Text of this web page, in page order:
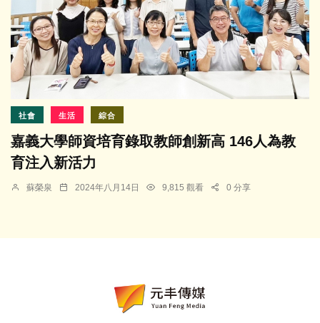
社會 生活 綜合
嘉義大學師資培育錄取教師創新高 146人為教
育注入新活力
蘇榮泉 2024年八月14日 9,815 觀看 0 分享